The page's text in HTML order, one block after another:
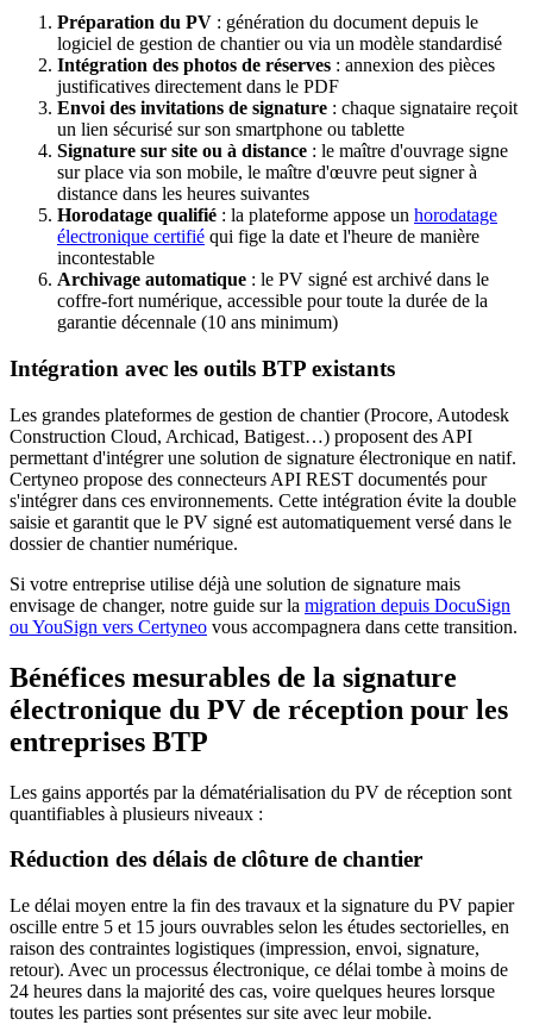
Préparation du PV : génération du document depuis le
logiciel de gestion de chantier ou via un modèle standardisé
Intégration des photos de réserves : annexion des pièces
justificatives directement dans le PDF
Envoi des invitations de signature : chaque signataire reçoit
un lien sécurisé sur son smartphone ou tablette
Signature sur site ou à distance : le maître d'ouvrage signe
sur place via son mobile, le maître d'œuvre peut signer à
distance dans les heures suivantes
Horodatage qualifié : la plateforme appose un horodatage
électronique certifié qui fige la date et l'heure de manière
incontestable
Archivage automatique : le PV signé est archivé dans le
coffre-fort numérique, accessible pour toute la durée de la
garantie décennale (10 ans minimum)
Intégration avec les outils BTP existants
Les grandes plateformes de gestion de chantier (Procore, Autodesk
Construction Cloud, Archicad, Batigest…) proposent des API
permettant d'intégrer une solution de signature électronique en natif.
Certyneo propose des connecteurs API REST documentés pour
s'intégrer dans ces environnements. Cette intégration évite la double
saisie et garantit que le PV signé est automatiquement versé dans le
dossier de chantier numérique.
Si votre entreprise utilise déjà une solution de signature mais
envisage de changer, notre guide sur la migration depuis DocuSign
ou YouSign vers Certyneo vous accompagnera dans cette transition.
Bénéfices mesurables de la signature
électronique du PV de réception pour les
entreprises BTP
Les gains apportés par la dématérialisation du PV de réception sont
quantifiables à plusieurs niveaux :
Réduction des délais de clôture de chantier
Le délai moyen entre la fin des travaux et la signature du PV papier
oscille entre 5 et 15 jours ouvrables selon les études sectorielles, en
raison des contraintes logistiques (impression, envoi, signature,
retour). Avec un processus électronique, ce délai tombe à moins de
24 heures dans la majorité des cas, voire quelques heures lorsque
toutes les parties sont présentes sur site avec leur mobile.